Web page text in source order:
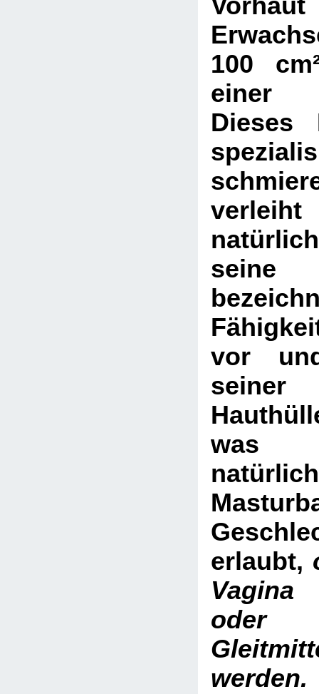
100
einer
Dieses
seine
vor
was
erlaubt,
oder
werden.